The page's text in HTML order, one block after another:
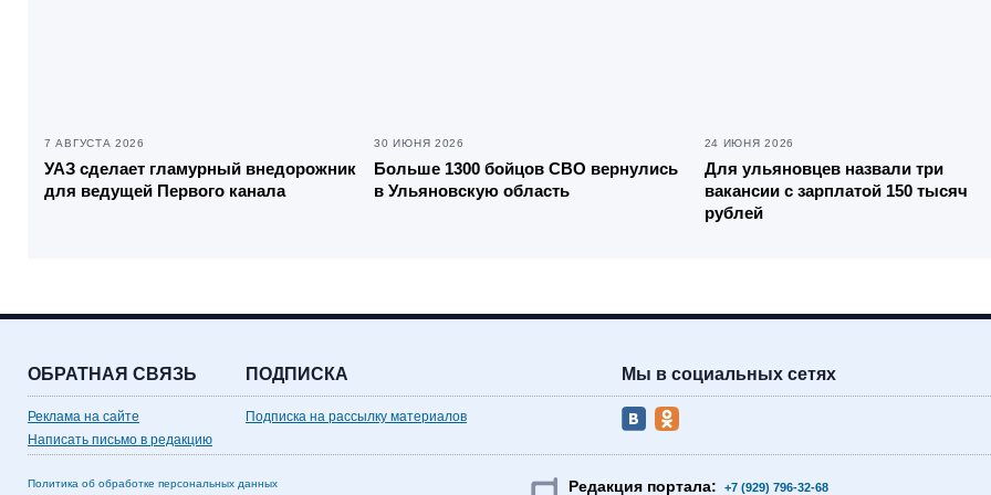
7 АВГУСТА 2026
УАЗ сделает гламурный внедорожник
для ведущей Первого канала
30 ИЮНЯ 2026
Больше 1300 бойцов СВО вернулись
в Ульяновскую область
24 ИЮНЯ 2026
Для ульяновцев назвали три
вакансии с зарплатой 150 тысяч
рублей
ОБРАТНАЯ СВЯЗЬ
Реклама на сайте
Написать письмо в редакцию
ПОДПИСКА
Подписка на рассылку материалов
Мы в социальных сетях
Политика об обработке персональных данных Редакция портала: +7 (929) 796-32-68